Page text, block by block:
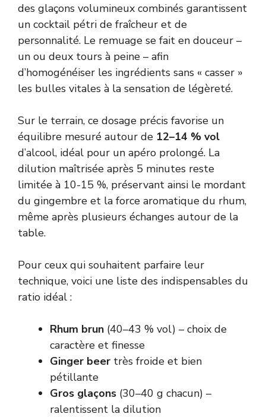
des glaçons volumineux combinés garantissent
un cocktail pétri de fraîcheur et de
personnalité. Le remuage se fait en douceur –
un ou deux tours à peine – afin
d’homogénéiser les ingrédients sans « casser »
les bulles vitales à la sensation de légèreté.
Sur le terrain, ce dosage précis favorise un
équilibre mesuré autour de 12–14 % vol
d’alcool, idéal pour un apéro prolongé. La
dilution maîtrisée après 5 minutes reste
limitée à 10-15 %, préservant ainsi le mordant
du gingembre et la force aromatique du rhum,
même après plusieurs échanges autour de la
table.
Pour ceux qui souhaitent parfaire leur
technique, voici une liste des indispensables du
ratio idéal :
Rhum brun (40–43 % vol) – choix de
caractère et finesse
Ginger beer très froide et bien
pétillante
Gros glaçons (30–40 g chacun) –
ralentissent la dilution